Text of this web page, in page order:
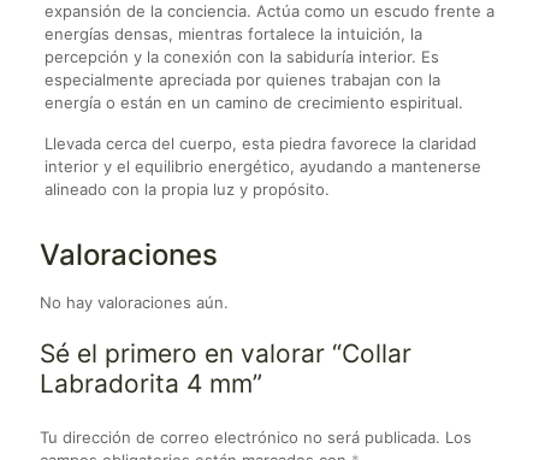
expansión de la conciencia. Actúa como un escudo frente a
energías densas, mientras fortalece la intuición, la
percepción y la conexión con la sabiduría interior. Es
especialmente apreciada por quienes trabajan con la
energía o están en un camino de crecimiento espiritual.
Llevada cerca del cuerpo, esta piedra favorece la claridad
interior y el equilibrio energético, ayudando a mantenerse
alineado con la propia luz y propósito.
Valoraciones
No hay valoraciones aún.
Sé el primero en valorar “Collar
Labradorita 4 mm”
Tu dirección de correo electrónico no será publicada. Los